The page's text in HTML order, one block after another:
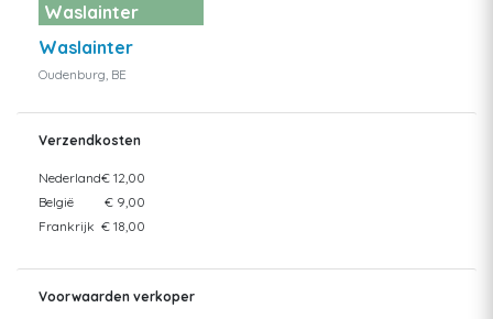
Waslainter
Waslainter
Oudenburg, BE
Verzendkosten
Nederland€ 12,00
België
€ 9,00
Frankrijk € 18,00
Voorwaarden verkoper